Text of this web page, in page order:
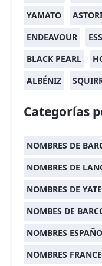
YAMATO
ENDEAVOUR
BLACK PEARL
ALBÉNIZ
Categorías
NOMBRES DE
NOMBRES DE
NOMBRES DE
NOMBES DE
NOMBRES
NOMBRES